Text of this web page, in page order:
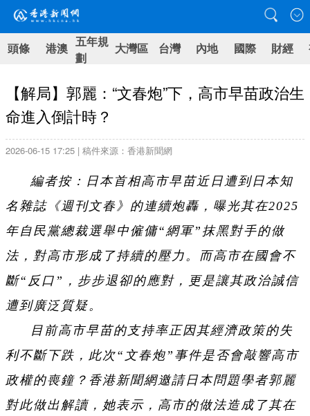
頭條 港澳 五年規
劃
大灣區 台灣 內地 國際 財經
【解局】郭麗：“文春炮”下，高市早苗政治生
命進入倒計時？
2026-06-15 17:25 | 稿件來源：香港新聞網
編者按：日本首相高市早苗近日遭到日本知
名雜誌《週刊文春》的連續炮轟，曝光其在2025
年自民黨總裁選舉中僱傭“網軍”抹黑對手的做
法，對高市形成了持續的壓力。而高市在國會不
斷“反口”，步步退卻的應對，更是讓其政治誠信
遭到廣泛質疑。
目前高市早苗的支持率正因其經濟政策的失
利不斷下跌，此次“文春炮”事件是否會敲響高市
政權的喪鐘？香港新聞網邀請日本問題學者郭麗
對此做出解讀，她表示，高市的做法造成了其在